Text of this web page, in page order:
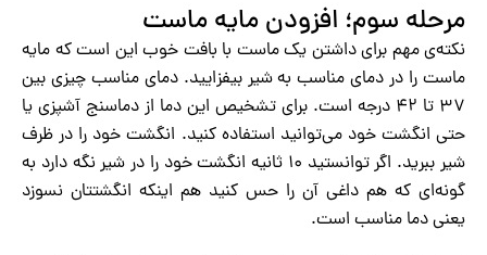
مرحله سوم؛ افزودن مایه ماست
نکته‌ی مهم برای داشتن یک ماست با بافت خوب این است که مایه
ماست را در دمای مناسب به شیر بیفزایید. دمای مناسب چیزی بین
۳۷ تا ۴۲ درجه است. برای تشخیص این دما از دماسنج آشپزی یا
حتی انگشت خود می‌توانید استفاده کنید. انگشت خود را در ظرف
شیر ببرید. اگر توانستید ۱۰ ثانیه انگشت خود را در شیر نگه دارد به
گونه‌ای که هم داغی آن را حس کنید هم اینکه انگشتتان نسوزد
یعنی دما مناسب است.